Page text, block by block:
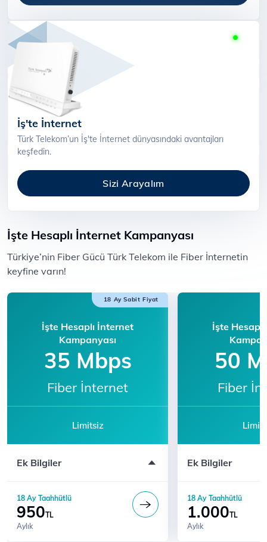
İş'te İnternet
Türk Telekom’un İş'te İnternet dünyasındaki avantajları
keşfedin.
Sizi Arayalım
İşte Hesaplı İnternet Kampanyası
​​Türkiye’nin Fiber Gücü Türk Telekom ile F​iber İnternetin
keyfine varın!​​​​
18 Ay Sabit Fiyat
İşte Hesaplı İnternet
Kampanyası
35 Mbps
Fiber İnternet
Limitsiz
Ek Bilgiler
Katılım için 444 5 444'ü arayın
18 Ay Taahhütlü
950TL
Aylık
İşte
50
Fiber
Ek Bilgiler
Katılım için 444 5
18 Ay Taahhütlü
1.000TL
Aylık